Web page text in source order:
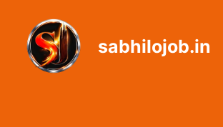
content
sabhilojob.in